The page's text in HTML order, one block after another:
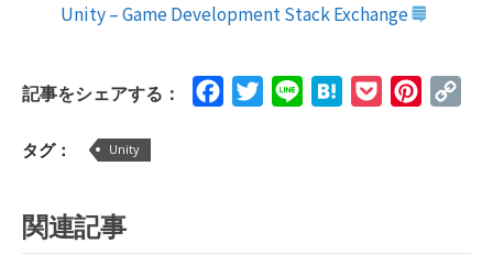
Unity – Game Development Stack Exchange
記事をシェアする： FacebookTwitterLine HatenaPocket
タグ： Unity
関連記事